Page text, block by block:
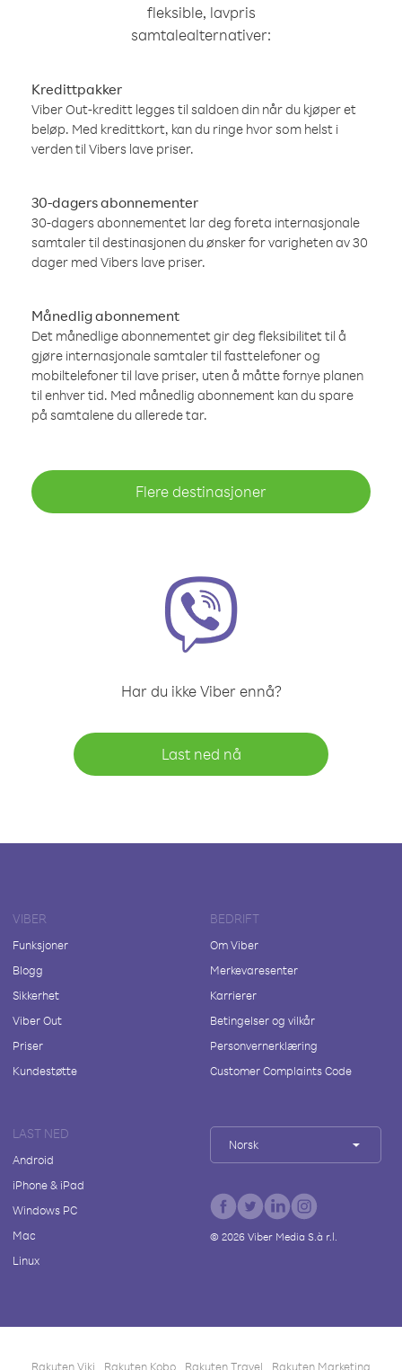
fleksible, lavpris
samtalealternativer:
Kredittpakker
Viber Out-kreditt legges til saldoen din når du kjøper et
beløp. Med kredittkort, kan du ringe hvor som helst i
verden til Vibers lave priser.
30-dagers abonnementer
30-dagers abonnementet lar deg foreta internasjonale
samtaler til destinasjonen du ønsker for varigheten av 30
dager med Vibers lave priser.
Månedlig abonnement
Det månedlige abonnementet gir deg fleksibilitet til å
gjøre internasjonale samtaler til fasttelefoner og
mobiltelefoner til lave priser, uten å måtte fornye planen
til enhver tid. Med månedlig abonnement kan du spare
på samtalene du allerede tar.
Flere destinasjoner
Har du ikke Viber ennå?
Last ned nå
VIBER
Funksjoner
Blogg
Sikkerhet
Viber Out
Priser
Kundestøtte
BEDRIFT
Om Viber
Merkevaresenter
Karrierer
Betingelser og vilkår
Personvernerklæring
Customer Complaints Code
LAST NED
Android
iPhone & iPad
Windows PC
Mac
Linux
Norsk
© 2026Viber Media S.à r.l.
Rakuten Viki Rakuten Kobo Rakuten Travel Rakuten Marketing